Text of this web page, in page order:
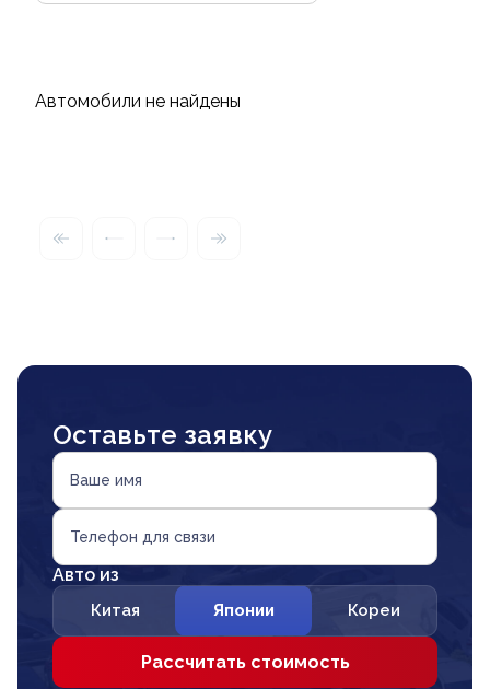
Автомобили не найдены
Оставьте заявку
Ваше имя
Телефон для связи
Авто из
Китая Японии Кореи
Рассчитать стоимость